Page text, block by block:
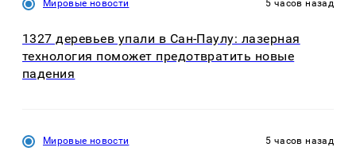
Мировые новости 5 часов назад
1327 деревьев упали в Сан-Паулу: лазерная
технология поможет предотвратить новые
падения
Мировые новости 5 часов назад